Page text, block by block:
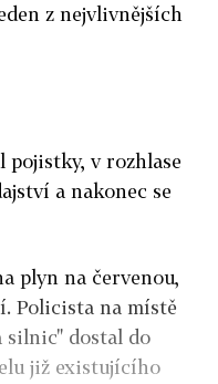
z nejvlivnějších
pojistky, v rozhlase
a nakonec se
plyn na červenou,
Policista na místě
silnic" dostal do
již existujícího